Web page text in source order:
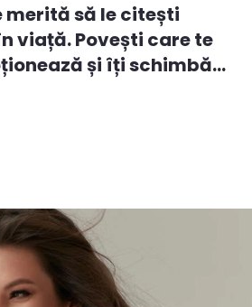
merită să le citești
viață. Povești care te
și îți schimbă...